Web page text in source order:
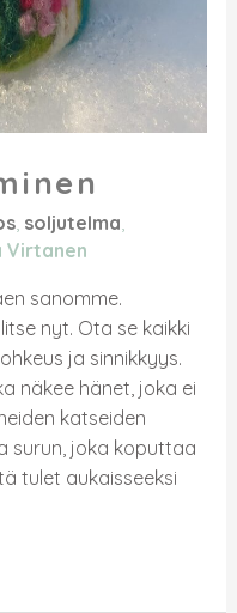
, soljutelma
Virtanen
sanomme.
nyt. Ota se kaikki
ja sinnikkyys.
näkee hänet, joka ei
katseiden
surun, joka koputtaa
tulet aukaisseeksi